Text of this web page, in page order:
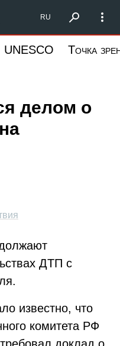
Северо-Запад
RU
UNESCO Точка
делом о
ДТП с
известно, что
комитета РФ